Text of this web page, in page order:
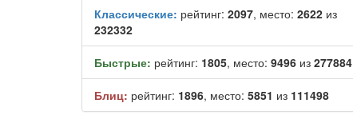
Классические: рейтинг: 2097, место: 2622 из
232332
Быстрые: рейтинг: 1805, место: 9496 из 277884
Блиц: рейтинг: 1896, место: 5851 из 111498